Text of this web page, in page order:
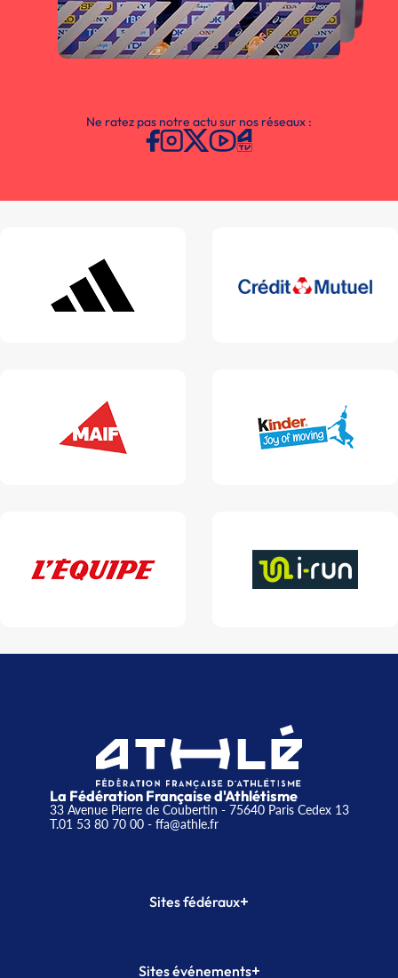
Ne ratez pas notre actu sur nos réseaux :
La Fédération Française d'Athlétisme
33 Avenue Pierre de Coubertin - 75640 Paris Cedex 13
T.01 53 80 70 00- ffa@athle.fr
Sites fédéraux+
Sites événements+